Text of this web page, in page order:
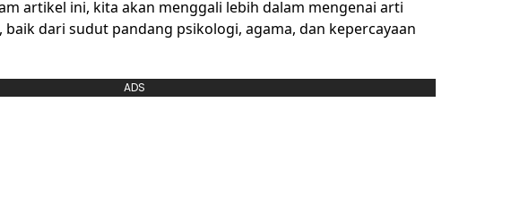
artikel ini, kita akan menggali lebih dalam mengenai arti
dari sudut pandang psikologi, agama, dan kepercayaan
ADS